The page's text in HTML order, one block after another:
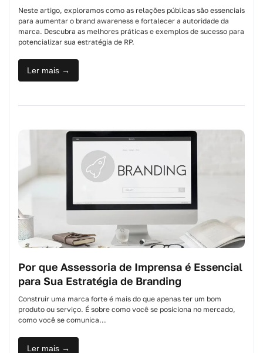
Neste artigo, exploramos como as relações públicas são essenciais
para aumentar o brand awareness e fortalecer a autoridade da
marca. Descubra as melhores práticas e exemplos de sucesso para
potencializar sua estratégia de RP.
Ler mais →
Por que Assessoria de Imprensa é Essencial
para Sua Estratégia de Branding
Construir uma marca forte é mais do que apenas ter um bom
produto ou serviço. É sobre como você se posiciona no mercado,
como você se comunica...
Ler mais →